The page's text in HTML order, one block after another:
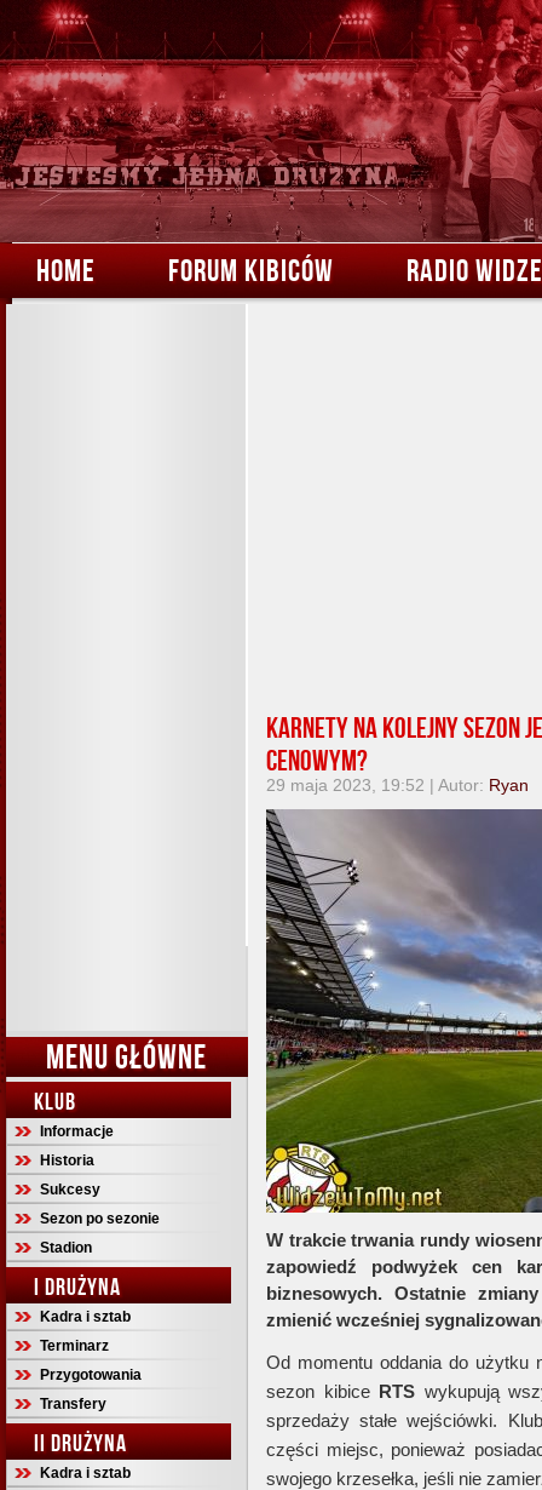
HOME FORUM KIBICÓW RADIO
MENU GŁÓWNE
KLUB
Informacje
Historia
Sukcesy
Sezon po sezonie
Stadion
I DRUŻYNA
Kadra i sztab
Terminarz
Przygotowania
Transfery
II DRUŻYNA
Kadra i sztab
Karnety na kolejny sezon
cenowym?
29 maja 2023, 19:52 | Autor: Ryan
W trakcie trwania rundy
zapowiedź podwyżek cen
biznesowych. Ostatnie
zmienić wcześniej
Od momentu oddania do użytku
sezon kibice RTS wykupują
sprzedaży stałe wejściówki.
części miejsc, ponieważ
swojego krzesełka, jeśli nie